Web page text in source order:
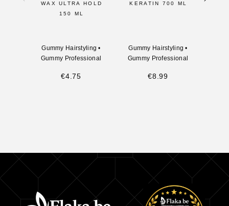
WAX ULTRA HOLD
150 ML
Gummy Hairstyling •
Gummy Professional
€4.75
KERATIN 700 ML
Gummy Hairstyling •
Gummy Professional
€8.99